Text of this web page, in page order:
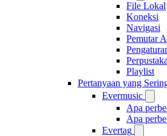
File Lokal
Koneksi
Navigasi
Pemutar
Playlist
Pertanyaan yang
Evermusic
Apa
Apa
Evertag